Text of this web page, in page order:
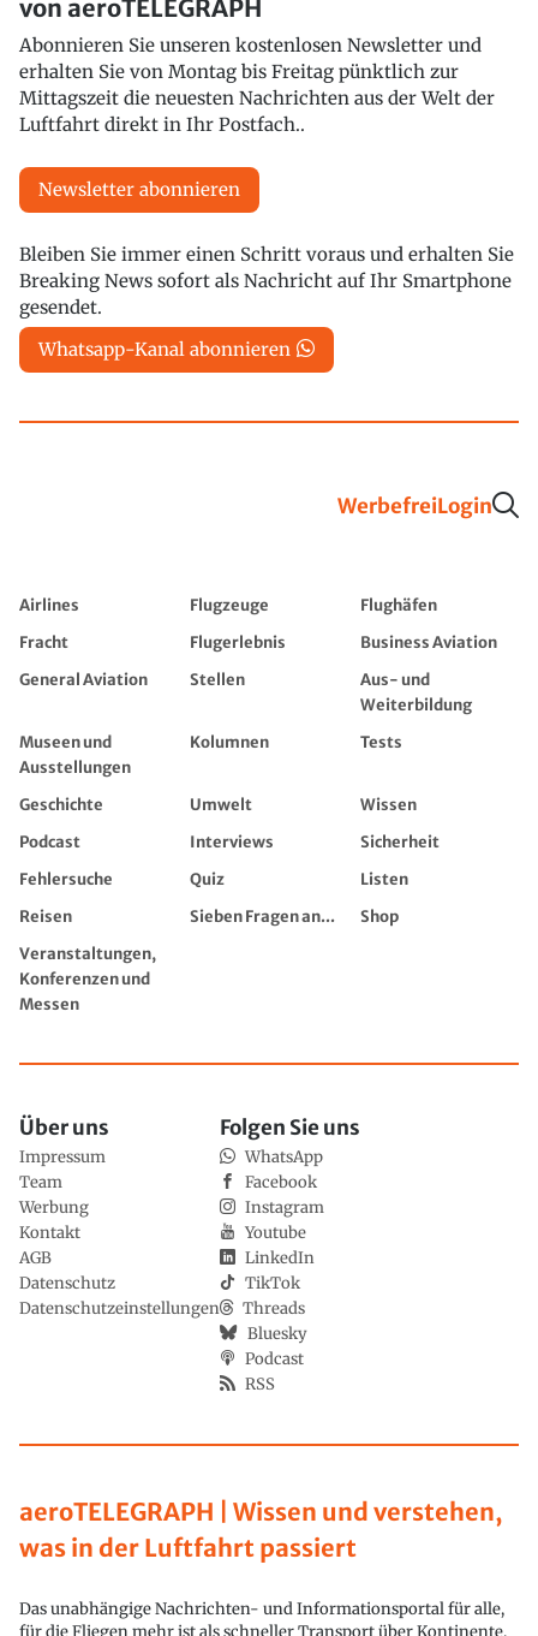
von aeroTELEGRAPH
Abonnieren Sie unseren kostenlosen Newsletter und
erhalten Sie von Montag bis Freitag pünktlich zur
Mittagszeit die neuesten Nachrichten aus der Welt der
Luftfahrt direkt in Ihr Postfach..
Newsletter abonnieren
Bleiben Sie immer einen Schritt voraus und erhalten Sie
Breaking News sofort als Nachricht auf Ihr Smartphone
gesendet.
Whatsapp-Kanal abonnieren
WerbefreiLogin
Airlines Flugzeuge
Flughäfen
Fracht
Flugerlebnis
Business Aviation
General Aviation
Stellen
Aus- und
Weiterbildung
Museen und
Ausstellungen
Kolumnen Tests
Geschichte Umwelt
Wissen
Podcast
Interviews
Sicherheit
Fehlersuche
Quiz
Listen
Reisen
Sieben Fragen an...
Shop
Veranstaltungen,
Konferenzen und
Messen
aeroTELEGRAPH | Wissen und verstehen,
was in der Luftfahrt passiert
Das unabhängige Nachrichten- und Informationsportal für alle,
für die Fliegen mehr ist als schneller Transport über Kontinente.
Über uns
Impressum
Team
Werbung
Kontakt
AGB
Datenschutz
Datenschutzeinstellungen
Folgen Sie uns
WhatsApp
Facebook
Instagram
Youtube
LinkedIn
TikTok
Threads
Bluesky
Podcast
RSS